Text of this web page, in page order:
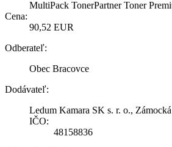
MultiPack TonerPartner Toner
Cena:
90,52 EUR
Odberateľ:
Obec Bracovce
Dodávateľ:
Ledum Kamara SK s. r. o.,
IČO:
48158836